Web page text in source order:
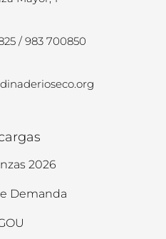
/ 983 700850
2026
Demanda